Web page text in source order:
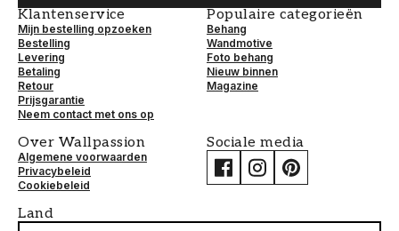
Klantenservice
Mijn bestelling opzoeken
Bestelling
Levering
Betaling
Retour
Prijsgarantie
Neem contact met ons op
Populaire categorieën
Behang
Wandmotive
Foto behang
Nieuw binnen
Magazine
Over Wallpassion
Algemene voorwaarden
Privacybeleid
Cookiebeleid
Sociale media
Land